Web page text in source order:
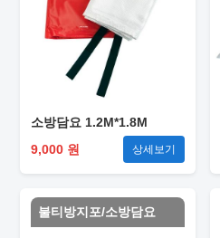
소방담요 1.2M*1.8M
9,000 원
상세보기
불티방지포/소방담요